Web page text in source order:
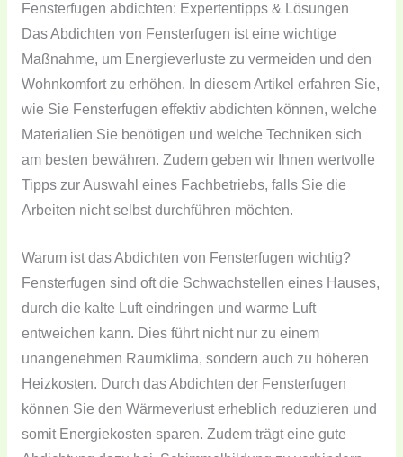
Fensterfugen abdichten: Expertentipps & Lösungen
Das Abdichten von Fensterfugen ist eine wichtige
Maßnahme, um Energieverluste zu vermeiden und den
Wohnkomfort zu erhöhen. In diesem Artikel erfahren Sie,
wie Sie Fensterfugen effektiv abdichten können, welche
Materialien Sie benötigen und welche Techniken sich
am besten bewähren. Zudem geben wir Ihnen wertvolle
Tipps zur Auswahl eines Fachbetriebs, falls Sie die
Arbeiten nicht selbst durchführen möchten.
Warum ist das Abdichten von Fensterfugen wichtig?
Fensterfugen sind oft die Schwachstellen eines Hauses,
durch die kalte Luft eindringen und warme Luft
entweichen kann. Dies führt nicht nur zu einem
unangenehmen Raumklima, sondern auch zu höheren
Heizkosten. Durch das Abdichten der Fensterfugen
können Sie den Wärmeverlust erheblich reduzieren und
somit Energiekosten sparen. Zudem trägt eine gute